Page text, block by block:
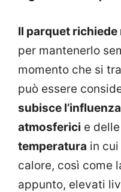
Il parquet richiede
per mantenerlo
momento che si
può essere
subisce
atmosferici e
temperatura in
calore, così come
appunto, elevati